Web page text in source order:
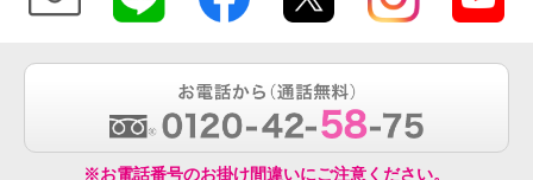
※お電話番号のお掛け間違いにご注意ください。